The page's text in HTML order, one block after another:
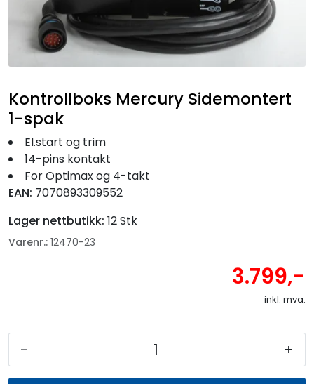
Kontrollboks Mercury Sidemontert
1-spak
El.start og trim
14-pins kontakt
For Optimax og 4-takt
EAN: 7070893309552
Lager nettbutikk: 12 Stk
Varenr.: 12470-23
3.799,-
inkl. mva.
- +
Fritid/Sikkerhet
Båtpleie/Opplag
Seil
Nyheter